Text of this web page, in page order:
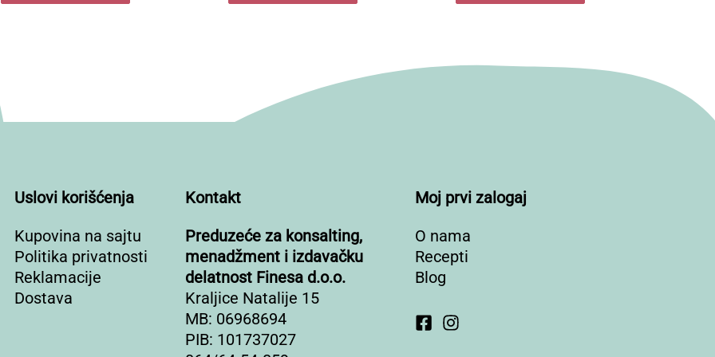
Uslovi korišćenja
Kupovina na sajtu
Politika privatnosti
Reklamacije
Dostava
Kontakt
Preduzeće za konsalting,
menadžment i izdavačku
delatnost Finesa d.o.o.
Kraljice Natalije 15
MB: 06968694
PIB: 101737027
Moj prvi zalogaj
O nama
Recepti
Blog